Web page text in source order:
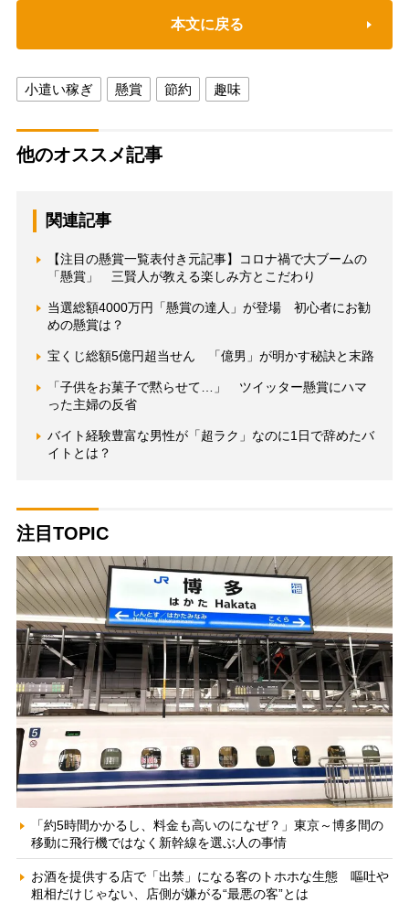
本文に戻る
小遣い稼ぎ 懸賞 節約 趣味
他のオススメ記事
関連記事
【注目の懸賞一覧表付き元記事】コロナ禍で大ブームの
「懸賞」 三賢人が教える楽しみ方とこだわり
当選総額4000万円「懸賞の達人」が登場 初心者にお勧
めの懸賞は？
宝くじ総額5億円超当せん 「億男」が明かす秘訣と末路
「子供をお菓子で黙らせて…」 ツイッター懸賞にハマ
った主婦の反省
バイト経験豊富な男性が「超ラク」なのに1日で辞めたバ
イトとは？
注目TOPIC
「約5時間かかるし、料金も高いのになぜ？」東京～博多間の
移動に飛行機ではなく新幹線を選ぶ人の事情
お酒を提供する店で「出禁」になる客のトホホな生態 嘔吐や
粗相だけじゃない、店側が嫌がる“最悪の客”とは